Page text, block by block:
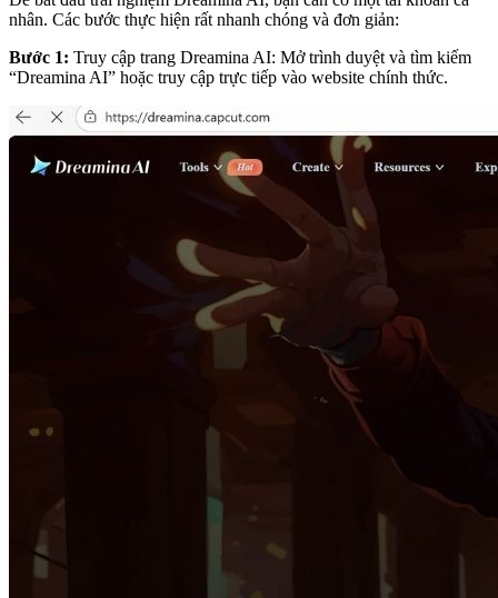
nhân. Các bước thực hiện rất nhanh chóng và đơn giản:
Bước 1: Truy cập trang Dreamina AI: Mở trình duyệt và tìm kiếm
“Dreamina AI” hoặc truy cập trực tiếp vào website chính thức.